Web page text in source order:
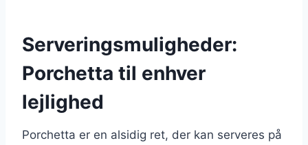
Serveringsmuligheder:
Porchetta til enhver
lejlighed
Porchetta er en alsidig ret, der kan serveres på